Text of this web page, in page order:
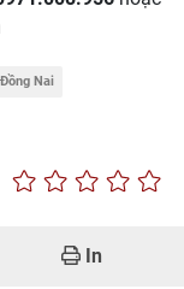
Đồng Nai
In